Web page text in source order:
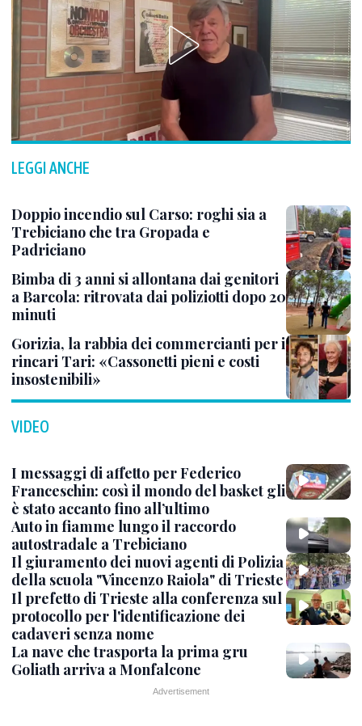
LEGGI ANCHE
Doppio incendio sul Carso: roghi sia a
Trebiciano che tra Gropada e
Padriciano
Bimba di 3 anni si allontana dai genitori
a Barcola: ritrovata dai poliziotti dopo 20
minuti
Gorizia, la rabbia dei commercianti per i
rincari Tari: «Cassonetti pieni e costi
insostenibili»
VIDEO
I messaggi di affetto per Federico
Franceschin: così il mondo del basket gli
è stato accanto fino all’ultimo
Auto in fiamme lungo il raccordo
autostradale a Trebiciano
Il giuramento dei nuovi agenti di Polizia
della scuola "Vincenzo Raiola" di Trieste
Il prefetto di Trieste alla conferenza sul
protocollo per l'identificazione dei
cadaveri senza nome
La nave che trasporta la prima gru
Goliath arriva a Monfalcone